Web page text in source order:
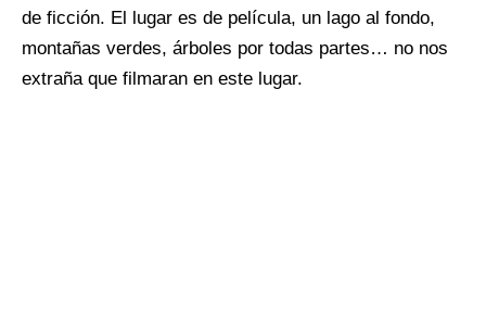
de ficción. El lugar es de película, un lago al fondo,
montañas verdes, árboles por todas partes… no nos
extraña que filmaran en este lugar.